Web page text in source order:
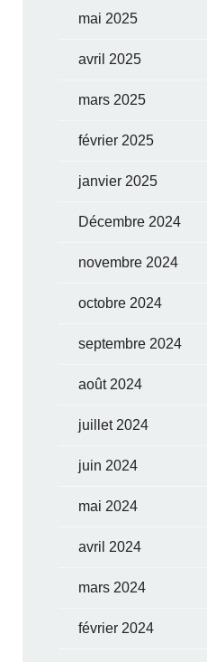
mai 2025
avril 2025
mars 2025
février 2025
janvier 2025
Décembre 2024
novembre 2024
octobre 2024
septembre 2024
août 2024
juillet 2024
juin 2024
mai 2024
avril 2024
mars 2024
février 2024